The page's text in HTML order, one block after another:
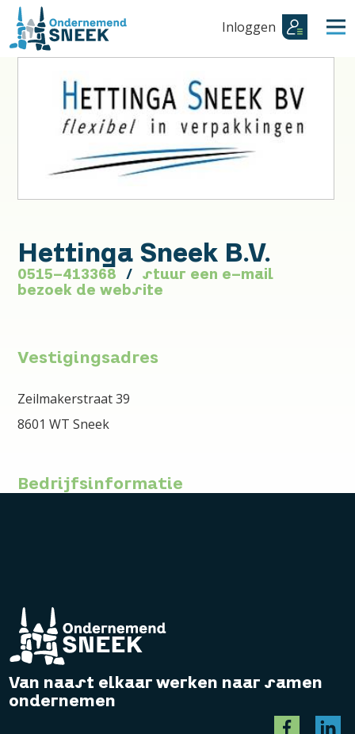
Inloggen
Hettinga Sneek B.V.
0515-413368
stuur een e-mail
bezoek de website
Vestigingsadres
Zeilmakerstraat 39
8601 WT Sneek
Bedrijfsinformatie
Van naast elkaar werken naar samen
ondernemen